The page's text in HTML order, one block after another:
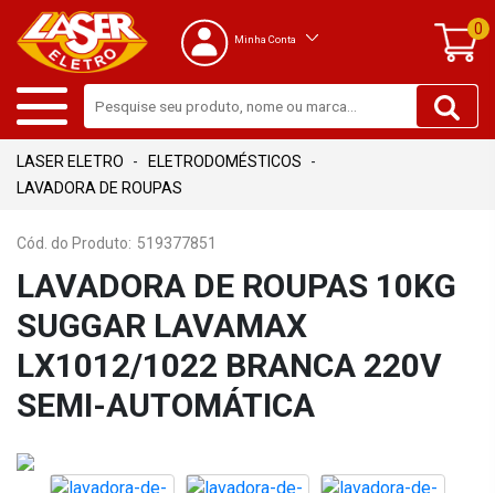
Minha Conta
0
ELETRODOMÉSTICOS
LAVADORA DE ROUPAS
Cód. do Produto: 519377851
LAVADORA DE ROUPAS 10KG
SUGGAR LAVAMAX
LX1012/1022 BRANCA 220V
SEMI-AUTOMÁTICA